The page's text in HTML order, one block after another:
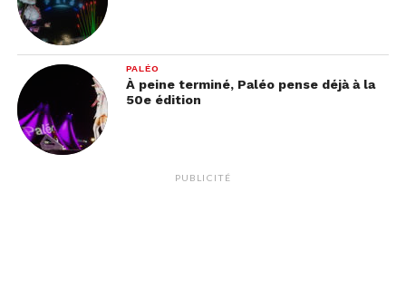
PALÉO
À peine terminé, Paléo pense déjà à la
50e édition
PUBLICITÉ